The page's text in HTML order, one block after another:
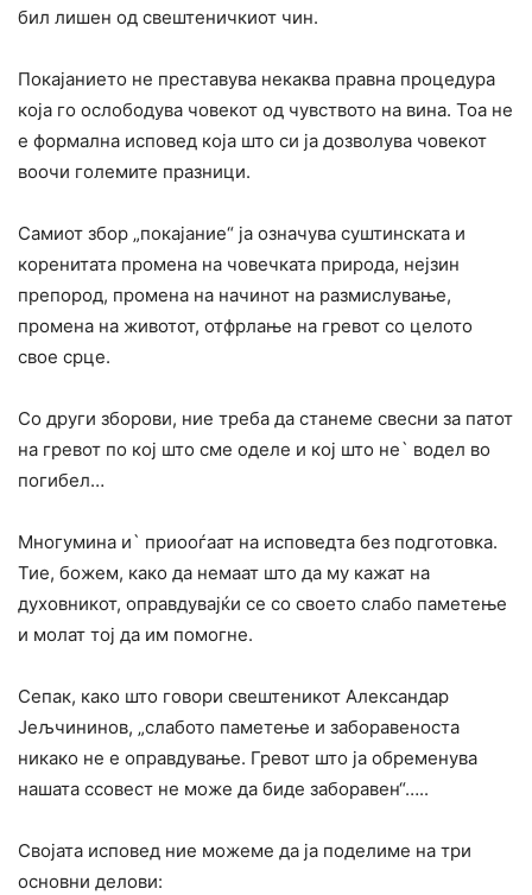
бил лишен од свештеничкиот чин.
Покајaнието не преставува некаква правна процедура
која го ослободува човекот од чувството на вина. Тоа не
е формална исповед која што си ја дозволува човекот
воочи големите празници.
Самиот збор „покајание“ ја означува суштинската и
коренитата промена на човечката природа, нејзин
препород, промена на начинот на размислување,
промена на животот, отфрлање на гревот со целото
свое срце.
Со други зборови, ние треба да станеме свесни за патот
на гревот по кој што сме оделе и кој што не` водел во
погибел…
Многумина и` приооѓаат на исповедта без подготовка.
Тие, божем, како да немаат што да му кажат на
духовникот, оправдувајќи се со своето слабо паметење
и молат тој да им помогне.
Сепак, како што говори свештеникот Александар
Јељчининов, „слабото паметење и заборавеноста
никако не е оправдување. Гревот што ја обременува
нашата ссовест не може да биде заборавен“…..
Својата исповед ние можеме да ја поделиме на три
основни делови: